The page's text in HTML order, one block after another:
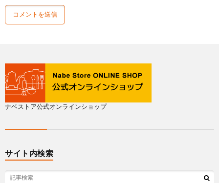
ナベストア公式オンラインショップ
サイト内検索